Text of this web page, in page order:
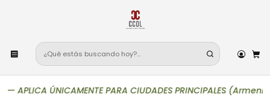
APLICA ÚNICAMENTE PARA CIUDADES PRINCIPALES